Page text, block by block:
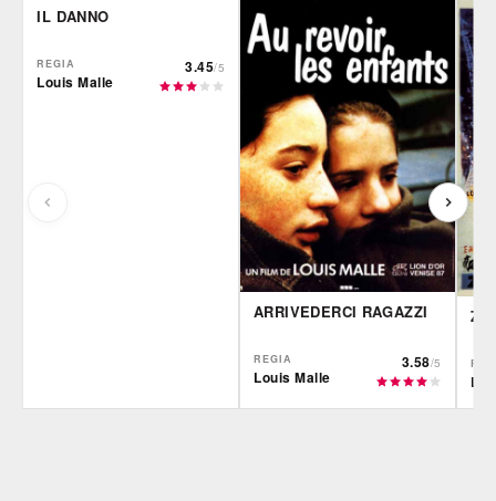
IL DANNO
REGIA
Louis Malle
3.45/5
ARRIVEDERCI RAGAZZI
REGIA
Louis Malle
3.58/5